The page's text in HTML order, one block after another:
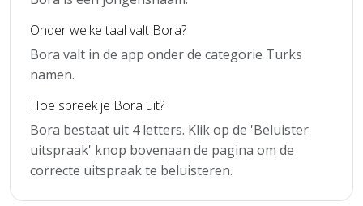
Onder welke taal valt Bora?
Bora valt in de app onder de categorie Turks
namen.
Hoe spreek je Bora uit?
Bora bestaat uit 4 letters. Klik op de 'Beluister
uitspraak' knop bovenaan de pagina om de
correcte uitspraak te beluisteren.